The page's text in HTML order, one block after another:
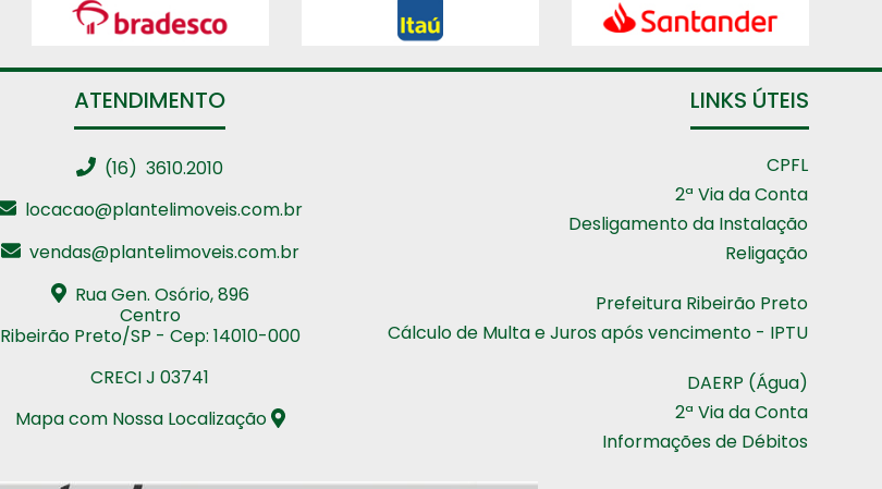
ATENDIMENTO
(16) 3610.2010
locacao@plantelimoveis.com.br
vendas@plantelimoveis.com.br
Rua Gen. Osório, 896
Centro
Ribeirão Preto/SP - Cep: 14010-000
CRECI J 03741
Mapa com Nossa Localização
LINKS ÚTEIS
CPFL
2ª Via da Conta
Desligamento da Instalação
Religação
Prefeitura Ribeirão Preto
Cálculo de Multa e Juros após vencimento - IPTU
DAERP (Água)
2ª Via da Conta
Informações de Débitos